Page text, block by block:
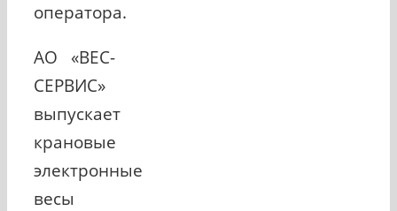
оператора.
АО «ВЕС-
СЕРВИС»
выпускает
крановые
электронные
весы